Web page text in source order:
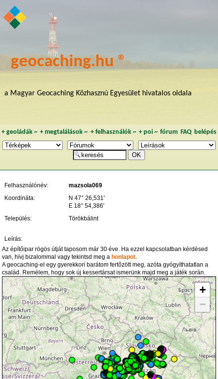
geocaching.hu ®
a Magyar Geocaching Közhasznú Egyesület hivatalos oldala
+ geoládák~ +megtalálások ~ + felhasználók~ + poi~ fórum FAQ belépés
Felhasználónév:
mazsola069
Koordináta:
N 47° 26,531'
E 18° 54,386'
Település:
Törökbálint
Leírás:
Az építőipar rögös útját taposom már 30 éve. Ha ezzel kapcsolatban kérdésed
van, hívj bizalommal vagy tekintsd meg a honlapot.
A geocaching-el egy gyerekkori barátom fertőzött meg, azóta gyógyíthatatlan a
család. Remélem, hogy sok új kessertársat ismerünk majd meg a játék során.
+
−